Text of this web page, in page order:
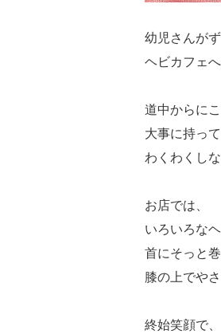
幼児さんが
ヘビカフェ
道中からにこ
大事に持っ
わくわくし
お店では、
いろいろな
首にそっと
膝の上でや
終始笑顔で、